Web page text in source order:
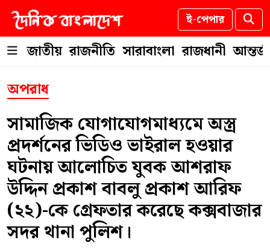
ই-পেপার
জাতীয় রাজনীতি সারাবাংলা রাজধানী
অপরাধ
‎সামাজিক যোগাযোগমাধ্যমে অস্ত্র
প্রদর্শনের ভিডিও ভাইরাল হওয়ার
ঘটনায় আলোচিত যুবক আশরাফ
উদ্দিন প্রকাশ বাবলু প্রকাশ আরিফ
(২২)-কে গ্রেফতার করেছে কক্সবাজার
সদর থানা পুলিশ।